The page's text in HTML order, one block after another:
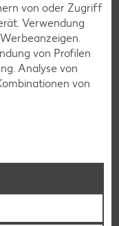
von oder Zugriff
Verwendung
von Profilen
Analyse von
von